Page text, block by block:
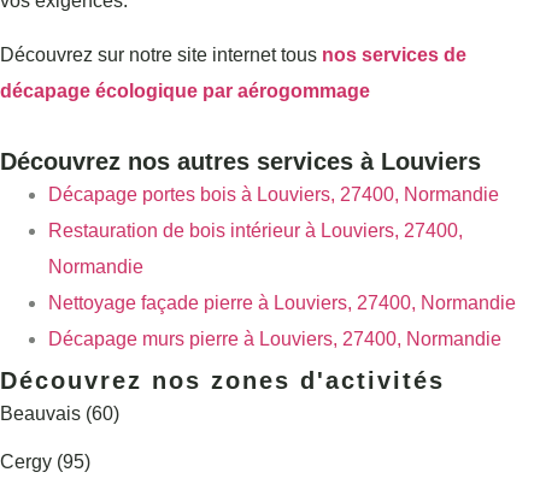
Découvrez sur notre site internet tous nos services de
décapage écologique par aérogommage
Découvrez nos autres services à Louviers
Décapage portes bois à Louviers, 27400, Normandie
Restauration de bois intérieur à Louviers, 27400,
Normandie
Nettoyage façade pierre à Louviers, 27400, Normandie
Décapage murs pierre à Louviers, 27400, Normandie
Découvrez nos zones d'activités
Beauvais (60)
Cergy (95)